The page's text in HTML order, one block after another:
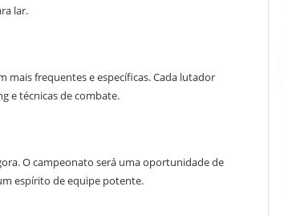
lar.
mais frequentes e específicas. Cada lutador
e técnicas de combate.
O campeonato será uma oportunidade de
espírito de equipe potente.